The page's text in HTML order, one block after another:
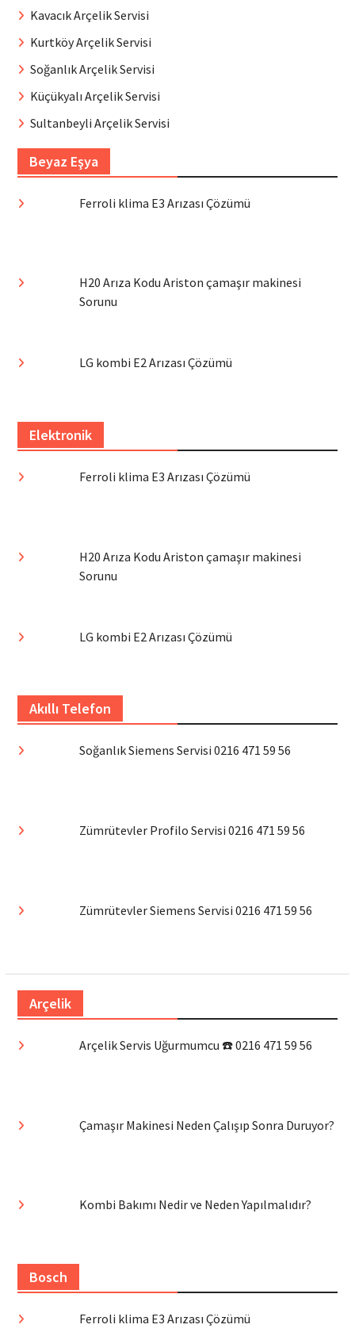
Kavacık Arçelik Servisi
Kurtköy Arçelik Servisi
Soğanlık Arçelik Servisi
Küçükyalı Arçelik Servisi
Sultanbeyli Arçelik Servisi
Beyaz Eşya
Ferroli klima E3 Arızası Çözümü
H20 Arıza Kodu Ariston çamaşır makinesi
Sorunu
LG kombi E2 Arızası Çözümü
Elektronik
Ferroli klima E3 Arızası Çözümü
H20 Arıza Kodu Ariston çamaşır makinesi
Sorunu
LG kombi E2 Arızası Çözümü
Akıllı Telefon
Soğanlık Siemens Servisi 0216 471 59 56
Zümrütevler Profilo Servisi 0216 471 59 56
Zümrütevler Siemens Servisi 0216 471 59 56
Arçelik
Arçelik Servis Uğurmumcu ☎️ 0216 471 59 56
Çamaşır Makinesi Neden Çalışıp Sonra Duruyor?
Kombi Bakımı Nedir ve Neden Yapılmalıdır?
Bosch
Ferroli klima E3 Arızası Çözümü